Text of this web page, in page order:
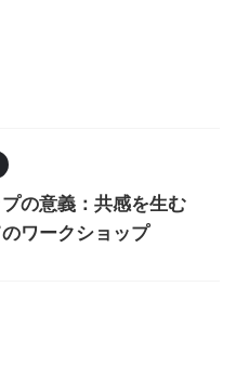
の意義：共感を生む
ワークショップ